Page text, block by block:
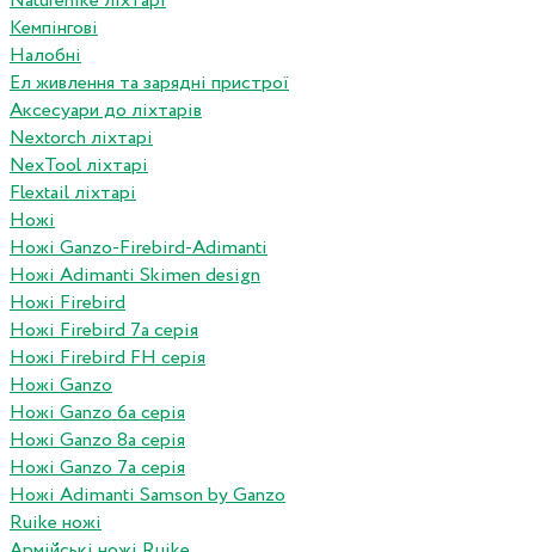
Кемпінгові
Налобні
Ел живлення та зарядні пристрої
Аксесуари до ліхтарів
Nextorch ліхтарі
NexTool ліхтарі
Flextail ліхтарі
Ножі
Ножі Ganzo-Firebird-Adimanti
Ножі Adimanti Skimen design
Ножі Firebird
Ножі Firebird 7а серія
Ножі Firebird FH серія
Ножі Ganzo
Ножі Ganzo 6а серія
Ножі Ganzo 8а серія
Ножі Ganzo 7а серія
Ножі Adimanti Samson by Ganzo
Ruike ножі